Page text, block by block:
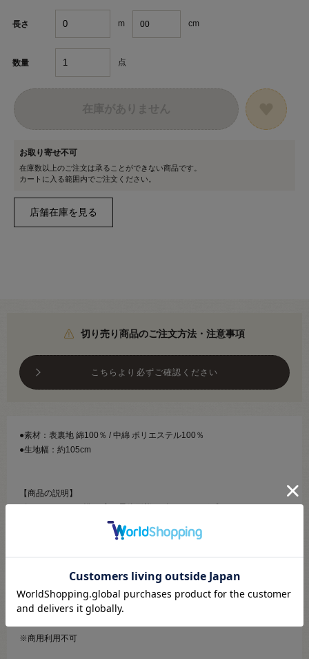
長さ m cm
数量 点
お取り寄せ不可
在庫数以上のご注文は承ることができない商品です。
カートに入る範囲内でご注文ください。
切り売り商品のご注文方法・注意事項
こちらより必ずご確認ください
●素材：表裏地 綿100％ / 中綿 ポリエステル100％
●生地幅：約105cm
【商品の説明】
こいいキルティング生地です。
柄の上下がないので裁断も簡単です。
レッスンバッグやうわばき入れ、巾着袋やナップサック、タブレットケ
ース等の入園入学グッズはもちろん、インテリアマット等にもおすすめ
です。
※商用利用不可